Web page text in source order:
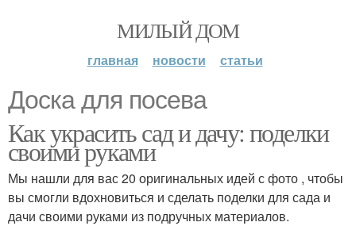
МИЛЫЙ ДОМ
главная новости статьи
Доска для посева
Как украсить сад и дачу: поделки
своими руками
Мы нашли для вас 20 оригинальных идей с фото , чтобы
вы смогли вдохновиться и сделать поделки для сада и
дачи своими руками из подручных материалов.